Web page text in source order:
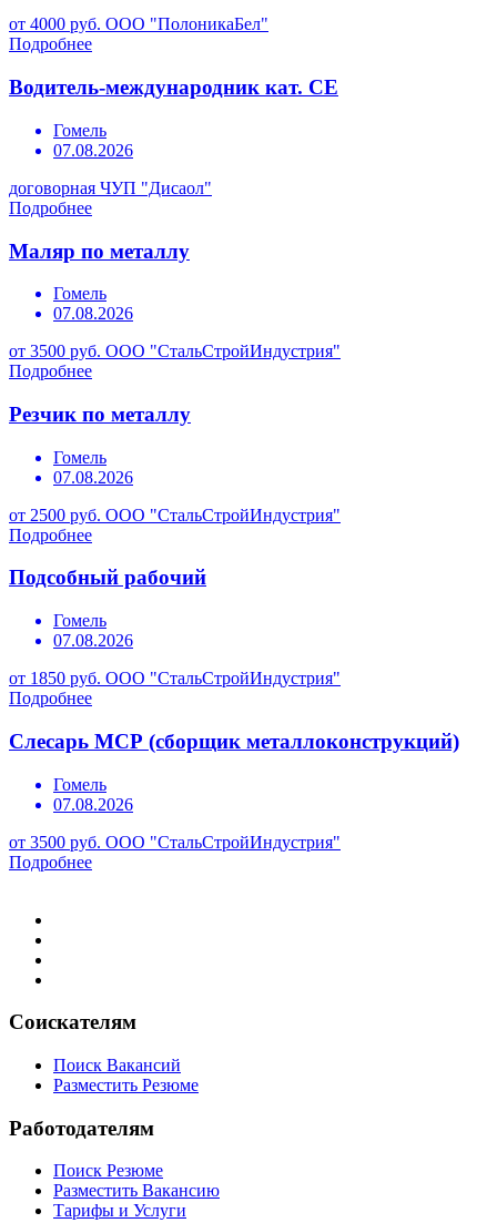
от 4000 руб. ООО "ПолоникаБел"
Подробнее
Водитель-международник кат. СЕ
Гомель
07.08.2026
договорная ЧУП "Дисаол"
Подробнее
Маляр по металлу
Гомель
07.08.2026
от 3500 руб. ООО "СтальСтройИндустрия"
Подробнее
Резчик по металлу
Гомель
07.08.2026
от 2500 руб. ООО "СтальСтройИндустрия"
Подробнее
Подсобный рабочий
Гомель
07.08.2026
от 1850 руб. ООО "СтальСтройИндустрия"
Подробнее
Слесарь МСР (сборщик металлоконструкций)
Гомель
07.08.2026
от 3500 руб. ООО "СтальСтройИндустрия"
Подробнее
Соискателям
Поиск Вакансий
Разместить Резюме
Работодателям
Поиск Резюме
Разместить Вакансию
Тарифы и Услуги